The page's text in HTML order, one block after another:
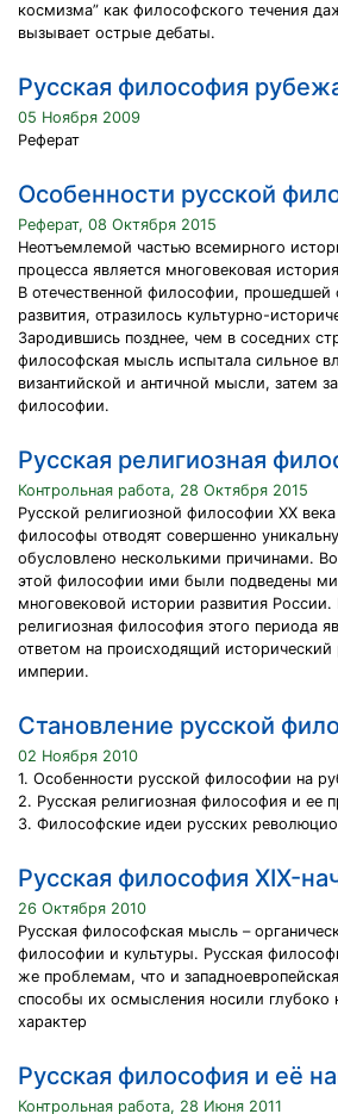
космизма” как философского течения
вызывает острые дебаты.
Русская философия
05 Ноября 2009
Реферат
Особенности русской
Реферат, 08 Октября 2015
Неотъемлемой частью всемирного
процесса является многовековая
В отечественной философии,
развития, отразилось культурно-
Зародившись позднее, чем в соседних
философская мысль испытала сильное
византийской и античной мысли, затем
философии.
Русская религиозная
Контрольная работа, 28 Октября 2015
Русской религиозной философии XX
философы отводят совершенно
обусловлено несколькими причинами.
этой философии ими были подведены
многовековой истории развития
религиозная философия этого периода
ответом на происходящий
империи.
Становление русской
02 Ноября 2010
1. Особенности русской философии на
2. Русская религиозная философия и ее
3. Философские идеи русских
Русская философия XIX-
26 Октября 2010
Русская философская мысль –
философии и культуры. Русская
же проблемам, что и
способы их осмысления носили глубоко
характер
Русская философия и её
Контрольная работа, 28 Июня 2011